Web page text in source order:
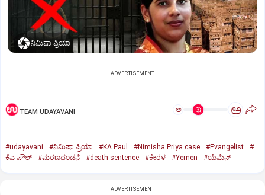
ನಿಮಿಷಾ ಪ್ರಿಯಾ
ADVERTISEMENT
TEAM UDAYAVANI ಅ ಅ
#udayavani #ನಿಮಿಷಾ ಪ್ರಿಯಾ #KA Paul #Nimisha Priya case #Evangelist
#
ಕೆಎ ಪೌಲ್
#ಮರಣದಂಡನೆ #death sentence #ಕೇರಳ #Yemen #ಯೆಮೆನ್‌
ADVERTISEMENT